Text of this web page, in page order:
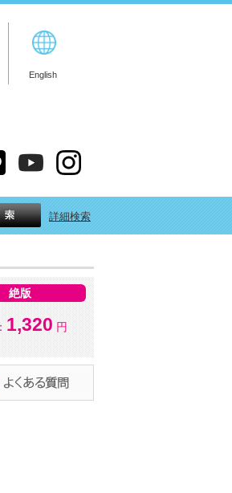
English
詳細検索
絶版
1,320 円